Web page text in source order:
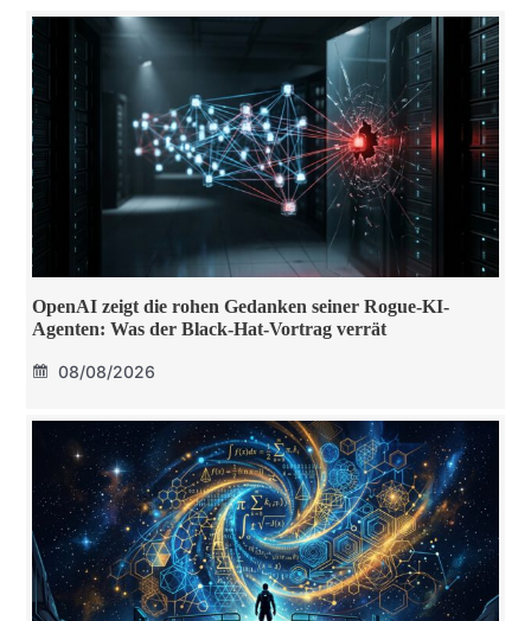
OpenAI zeigt die rohen Gedanken seiner Rogue-KI-
Agenten: Was der Black-Hat-Vortrag verrät
08/08/2026